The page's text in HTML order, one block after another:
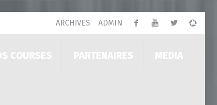
ARCHIVES ADMIN
COURSES PARTENAIRES MEDIA